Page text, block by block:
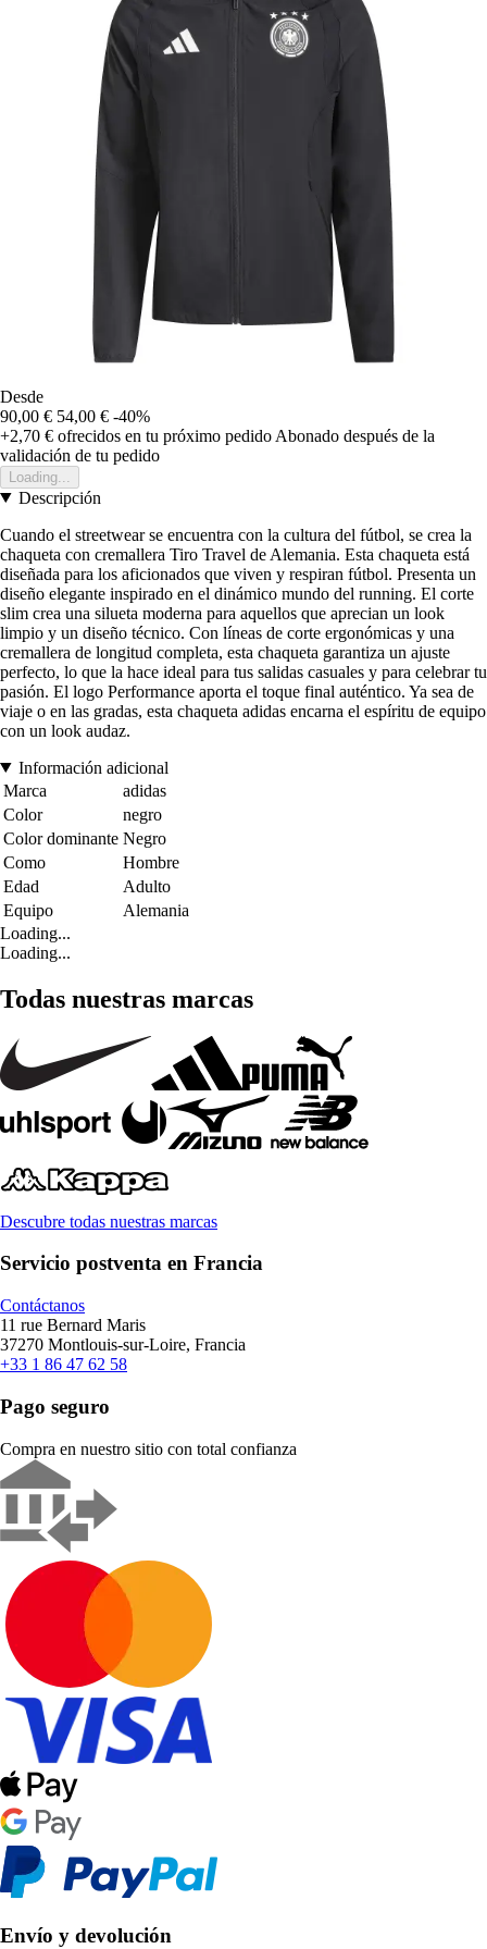
Desde
90,00 € 54,00 € -40%
+2,70 € ofrecidos en tu próximo pedido Abonado después de la
validación de tu pedido
Loading...
Descripción
Cuando el streetwear se encuentra con la cultura del fútbol, se crea la
chaqueta con cremallera Tiro Travel de Alemania. Esta chaqueta está
diseñada para los aficionados que viven y respiran fútbol. Presenta un
diseño elegante inspirado en el dinámico mundo del running. El corte
slim crea una silueta moderna para aquellos que aprecian un look
limpio y un diseño técnico. Con líneas de corte ergonómicas y una
cremallera de longitud completa, esta chaqueta garantiza un ajuste
perfecto, lo que la hace ideal para tus salidas casuales y para celebrar tu
pasión. El logo Performance aporta el toque final auténtico. Ya sea de
viaje o en las gradas, esta chaqueta adidas encarna el espíritu de equipo
con un look audaz.
Información adicional
Marca
adidas
Color
negro
Color dominante Negro
Como
Hombre
Edad
Adulto
Equipo
Alemania
Loading...
Loading...
Todas nuestras marcas
Descubre todas nuestras marcas
Servicio postventa en Francia
Contáctanos
11 rue Bernard Maris
37270 Montlouis-sur-Loire, Francia
+33 1 86 47 62 58
Pago seguro
Compra en nuestro sitio con total confianza
Envío y devolución